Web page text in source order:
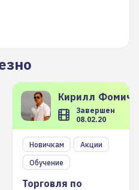
Кирилл
Завершен
08.02.20
Новичкам
Акции
Обучение
Торговля по